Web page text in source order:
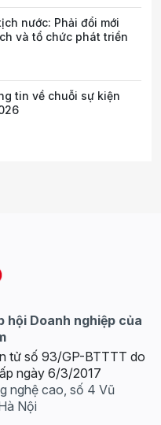
nước: Phải đổi mới
và tổ chức phát triển
tin về chuỗi sự kiện
hội Doanh nghiệp của
tử số 93/GP-BTTTT do
ngày 6/3/2017
nghệ cao, số 4 Vũ
Nội